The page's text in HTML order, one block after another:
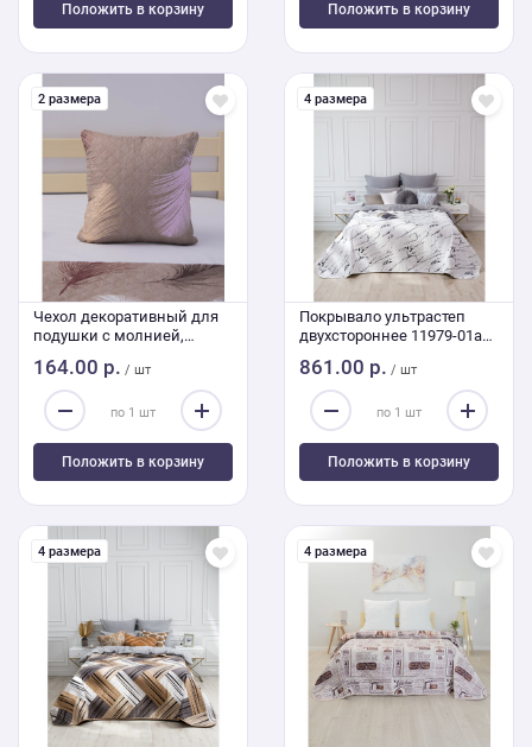
Положить в корзину Положить в корзину
2 размера
Чехол декоративный для
подушки с молнией,
164.00 р. / шт
Положить в корзину
4 размера
Покрывало ультрастеп
двухстороннее 11979-01a
861.00 р. / шт
Положить в корзину
4 размера 4 размера